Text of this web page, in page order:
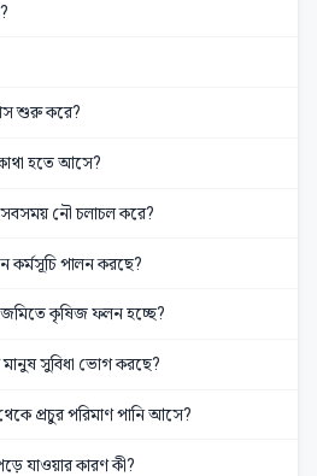
শুরু করে?
হতে আসে?
সবসময় নৌ চলাচল করে?
কর্মসূচি পালন করছে?
জমিতে কৃষিজ ফলন হচ্ছে?
মানুষ সুবিধা ভোগ করছে?
প্রচুর পরিমাণ পানি আসে?
যাওয়ার কারণ কী?